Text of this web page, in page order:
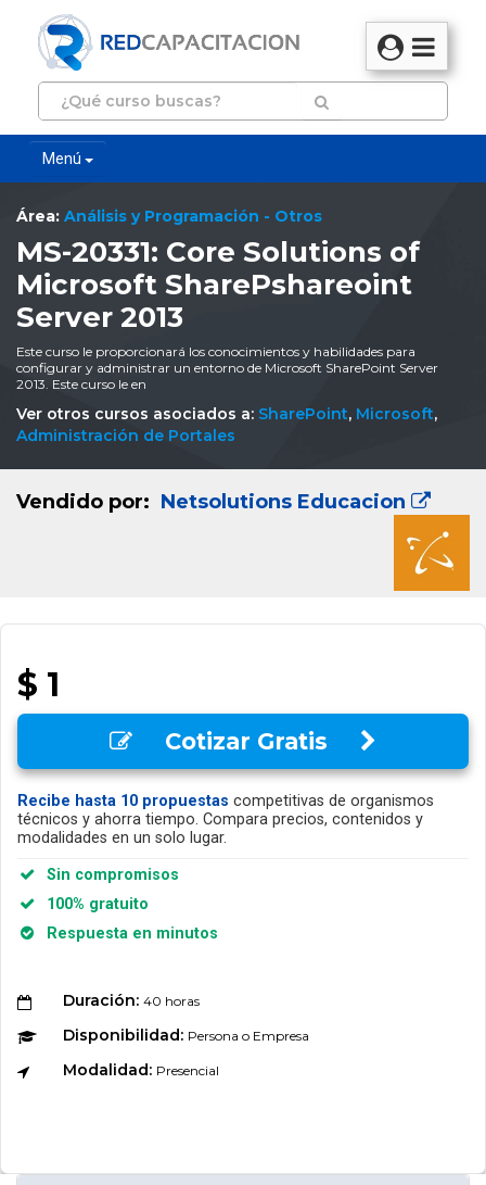
Menú
Área: Análisis y Programación - Otros
MS-20331: Core Solutions of
Microsoft SharePshareoint
Server 2013
Este curso le proporcionará los conocimientos y habilidades para
configurar y administrar un entorno de Microsoft SharePoint Server
2013. Este curso le en
Ver otros cursos asociados a: SharePoint, Microsoft,
Administración de Portales
Vendido por: Netsolutions Educacion
$ 1
Cotizar Gratis
Recibe hasta 10 propuestas competitivas de organismos
técnicos y ahorra tiempo. Compara precios, contenidos y
modalidades en un solo lugar.
Sin compromisos
100% gratuito
Respuesta en minutos
Duración: 40 horas
Disponibilidad: Persona o Empresa
Modalidad: Presencial